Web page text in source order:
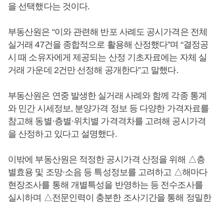
을 선택했다는 것이다.
부동산원은 “이와 관련해 반포 사례도 공시가격은 전체
실거래 47건을 종합적으로 활용해 산정했다”며 “결정공
시 때 소유자에게 제공되는 산정 기초자료에는 자체 실
거래 가운데 2건만 선정해 공개한다”고 말했다.
부동산원은 연중 발생한 실거래 사례와 함께 각종 통계
와 민간 시세정보, 분양가격 정보 등 다양한 가격자료를
참고해 동별·층별·위치별 가격격차를 고려해 공시가격
을 산정하고 있다고 설명했다.
이밖에 부동산원은 적정한 공시가격 산정을 위해 △층
별효용 및 조망·소음 등 특성정보를 고려하고 △해마다
현장조사를 통해 개별특성을 반영하는 등 전수조사를
실시하며 △전문인력이 충분한 조사기간을 통해 정밀한